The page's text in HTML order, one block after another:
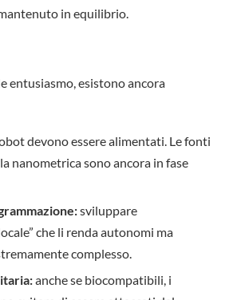
in equilibrio.
entusiasmo, esistono ancora
devono essere alimentati. Le fonti
nanometrica sono ancora in fase
sviluppare
che li renda autonomi ma
complesso.
anche se biocompatibili, i